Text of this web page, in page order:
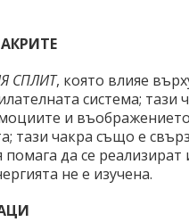
СПЛИТ, която влияе
система; тази
и
тази чакра също е
помага да се
не е изучена.